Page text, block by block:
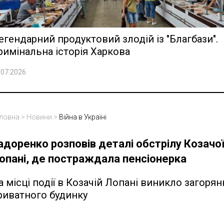
продуктовий злодій із "Благбази".
історія Харкова
> Новини > Війна в Україні
розповів деталі обстрілу Козачої
де постраждала пенсіонерка
місці події в Козачій Лопані виникло
будинку